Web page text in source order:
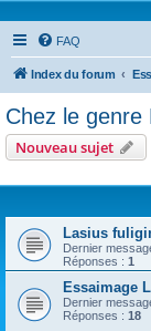
FAQ
Index du forum
Chez le genre
Nouveau sujet
Lasius
Dernier
Réponses : 1
Essaimage
Dernier
Réponses : 18